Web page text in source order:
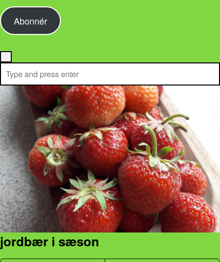
Abonnér
Search
jordbær i sæson